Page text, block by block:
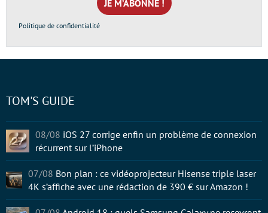
*
Politique de confidentialité
TOM'S GUIDE
08/08 iOS 27 corrige enfin un problème de connexion
récurrent sur l’iPhone
07/08 Bon plan : ce vidéoprojecteur Hisense triple laser
4K s’affiche avec une rédaction de 390 € sur Amazon !